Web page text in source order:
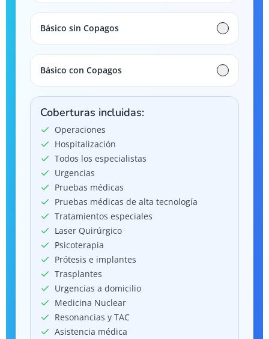
Básico sin Copagos
Básico con Copagos
Coberturas incluidas:
Operaciones
Hospitalización
Todos los especialistas
Urgencias
Pruebas médicas
Pruebas médicas de alta tecnología
Tratamientos especiales
Laser Quirúrgico
Psicoterapia
Prótesis e implantes
Trasplantes
Urgencias a domicilio
Medicina Nuclear
Resonancias y TAC
Asistencia médica